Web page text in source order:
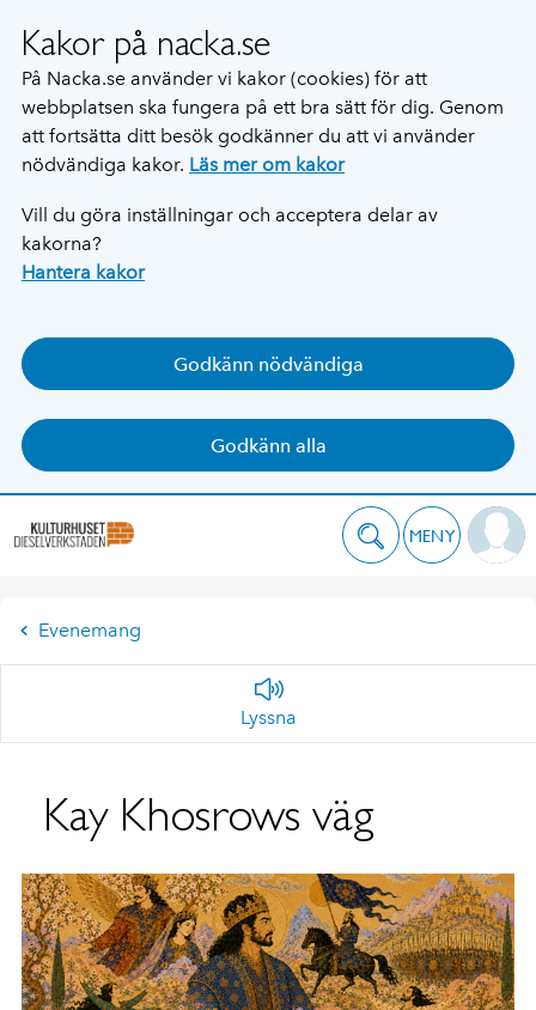
Kakor på nacka.se
På Nacka.se använder vi kakor (cookies) för att
webbplatsen ska fungera på ett bra sätt för dig. Genom
att fortsätta ditt besök godkänner du att vi använder
nödvändiga kakor. Läs mer om kakor
Vill du göra inställningar och acceptera delar av
kakorna?
Hantera kakor
Godkänn nödvändiga
Godkänn alla
MENY
Evenemang
Lyssna
Kay Khosrows väg